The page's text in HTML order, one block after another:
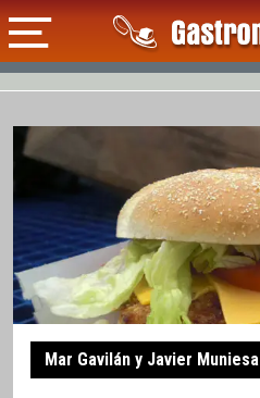
Mar Gavilán y Javier Muniesa